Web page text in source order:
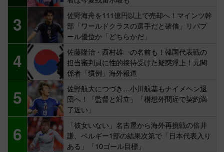
3
佐野海舟を111億円以上で売却へ！マインツ幹
部「ワールドクラスの選手だと確信」リバプ
ール優位か「どちらかだ」
4
佐藤隆治・西村雄一の名前も！韓国代表戦の
担当審判員に性的接待受けた疑惑浮上！元関
係者「慣例」海外報道
5
佐野航大につづき…小川航基もナイメヘン退
団へ！「監督と対立」「構想外間近で契約満
了近い」
6
「彼女いない」名古屋から海外再挑戦の倍井
謙、ベルギー1部の結果次第で「日本代表入り
ある」「10ゴール目標」